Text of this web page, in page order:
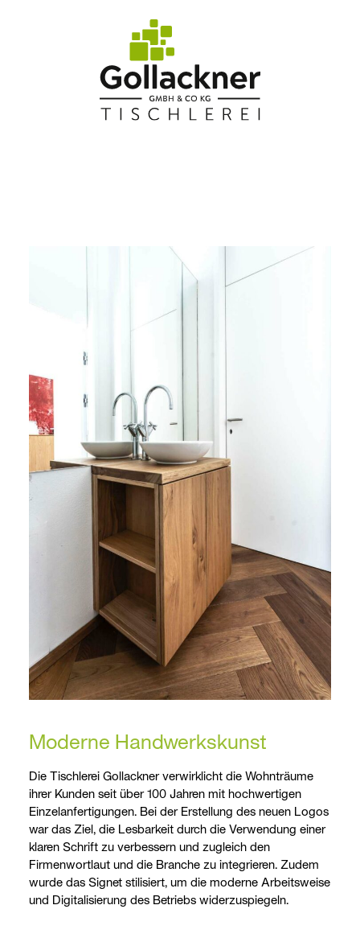
Moderne Handwerkskunst
Die Tischlerei Gollackner verwirklicht die Wohnträume
ihrer Kunden seit über 100 Jahren mit hochwertigen
Einzelanfertigungen. Bei der Erstellung des neuen Logos
war das Ziel, die Lesbarkeit durch die Verwendung einer
klaren Schrift zu verbessern und zugleich den
Firmenwortlaut und die Branche zu integrieren. Zudem
wurde das Signet stilisiert, um die moderne Arbeitsweise
und Digitalisierung des Betriebs widerzuspiegeln.